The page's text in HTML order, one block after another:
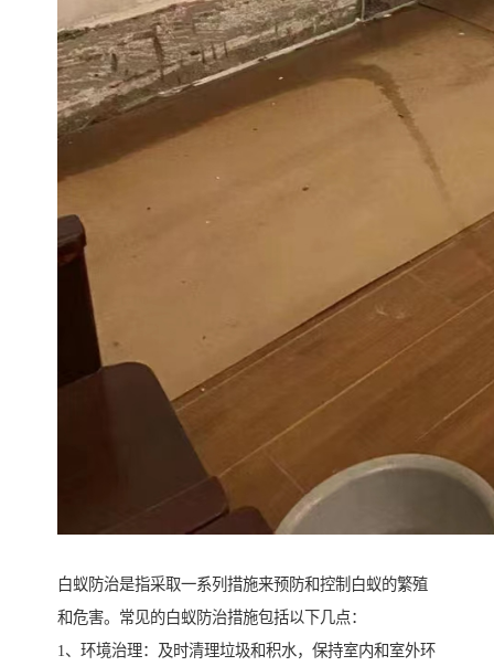
白蚁防治是指采取一系列措施来预防和控制白蚁的繁殖
和危害。常见的白蚁防治措施包括以下几点：
1、环境治理：及时清理垃圾和积水，保持室内和室外环